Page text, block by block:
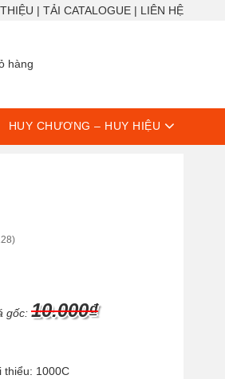
TẢI CATALOGUE LIÊN HỆ
hàng
HUY CHƯƠNG – HUY HIỆU
gốc: 10.000₫
thiểu: 1000C